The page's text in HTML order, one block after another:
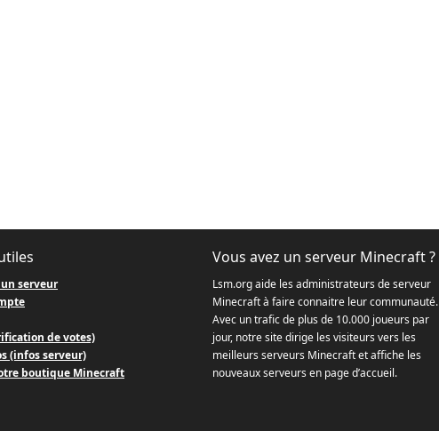
serveur
de votes)
(infos serveur)
boutique Minecraft
Vous avez un serveur Minecraft ?
Lsm.org aide les administrateurs de serveur
Minecraft à faire connaitre leur communauté.
Avec un trafic de plus de 10.000 joueurs par
jour, notre site dirige les visiteurs vers les
meilleurs serveurs Minecraft et affiche les
nouveaux serveurs en page d’accueil.